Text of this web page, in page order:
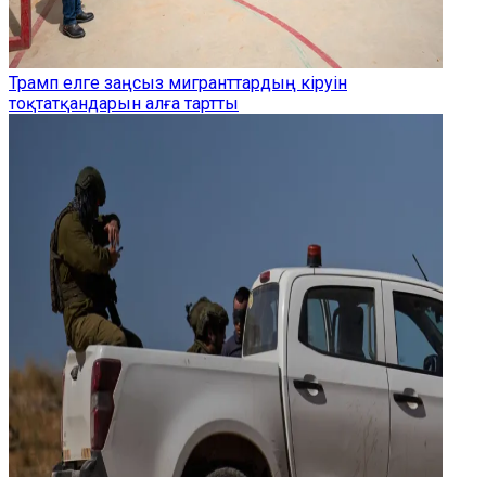
Трамп елге заңсыз мигранттардың кіруін
тоқтатқандарын алға тартты